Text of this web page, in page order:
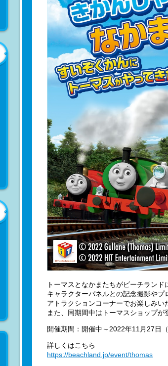
トーマスとなかまたちがビーチランド
キャラクターパネルとの記念撮影や
アトラクションコーナーでお楽しみい
また、同期間中はトーマスショップ
開催期間：開催中～2022年11月27日
詳しくはこちら
https://beachland.jp/event/thomas